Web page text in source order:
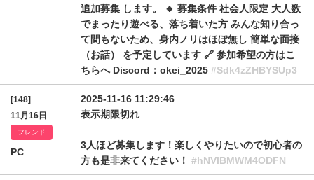
追加募集 します。 🔸 募集条件 社会人限定 大人数
でまったり遊べる、落ち着いた方 みんな知り合っ
て間もないため、身内ノリはほぼ無し 簡単な面接
（お話） を予定しています 🔗 参加希望の方はこ
ちらへ Discord：okei_2025 #Sdk4zZHBYSUp3
[148]
11月16日
フレンド
PC
2025-11-16 11:29:46
表示期限切れ
3人ほど募集します！楽しくやりたいので初心者の
方も是非来てください！ #hNVlBMWM4ODFN